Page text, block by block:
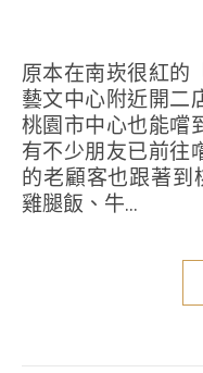
原本在南崁很紅的『阿美手打排骨』也來到桃園
藝文中心附近開二
桃園市中心也能嚐
有不少朋友已前往
的老顧客也跟著到
雞腿飯、牛...